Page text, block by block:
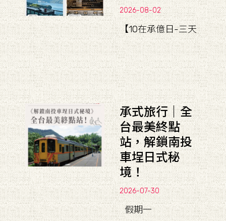
2026-08-02
【10在承億日-三天
承式旅行｜全
台最美終點
站，解鎖南投
車埕日式秘
境！
2026-07-30
假期一